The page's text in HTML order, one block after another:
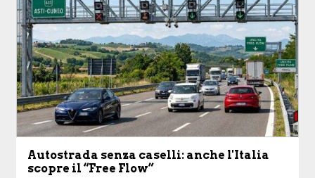
Autostrada senza caselli: anche l'Italia
scopre il “Free Flow”